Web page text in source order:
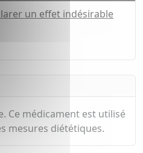
un effet indésirable
Ce médicament est utilisé
mesures diététiques.